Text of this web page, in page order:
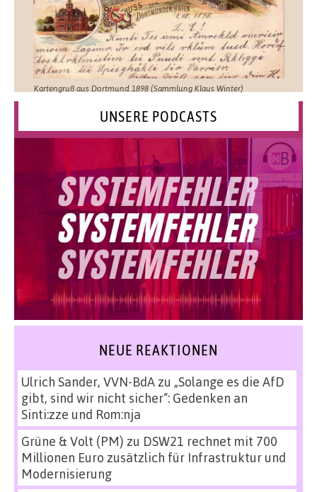
Kartengruß aus Dortmund 1898 (Sammlung Klaus Winter)
UNSERE PODCASTS
NEUE REAKTIONEN
Ulrich Sander, VVN-BdAzu „Solange es die AfD
gibt, sind wir nicht sicher“: Gedenken an
Sinti:zze und Rom:nja
Grüne & Volt (PM) zu DSW21 rechnet mit 700
Millionen Euro zusätzlich für Infrastruktur und
Modernisierung